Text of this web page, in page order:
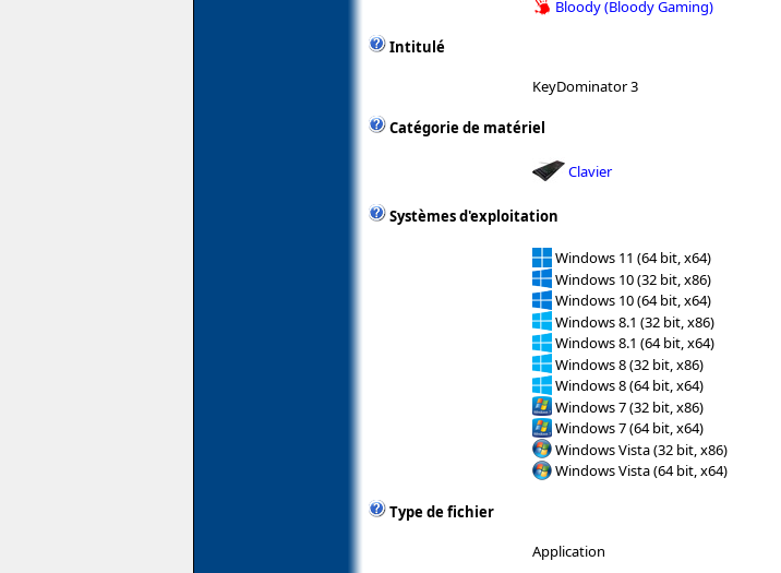
Bloody (Bloody Gaming)
Intitulé
KeyDominator 3
Catégorie de matériel
Clavier
Systèmes d'exploitation
Windows 11 (64 bit, x64)
Windows 10 (32 bit, x86)
Windows 10 (64 bit, x64)
Windows 8.1 (32 bit, x86)
Windows 8.1 (64 bit, x64)
Windows 8 (32 bit, x86)
Windows 8 (64 bit, x64)
Windows 7 (32 bit, x86)
Windows 7 (64 bit, x64)
Windows Vista (32 bit, x86)
Windows Vista (64 bit, x64)
Type de fichier
Application